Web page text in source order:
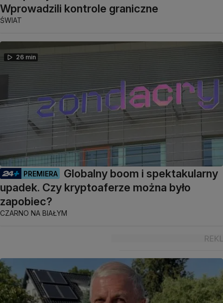
Wprowadzili kontrole graniczne
ŚWIAT
26 min
PREMIERA
Globalny boom i spektakularny
upadek. Czy kryptoaferze można było
zapobiec?
CZARNO NA BIAŁYM